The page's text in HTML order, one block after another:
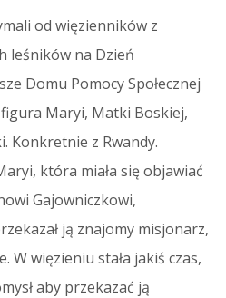
od więzienników z
leśników na Dzień
Domu Pomocy Społecznej
Maryi, Matki Boskiej,
Konkretnie z Rwandy.
która miała się objawiać
Gajowniczkowi,
ją znajomy misjonarz,
W więzieniu stała jakiś czas,
aby przekazać ją